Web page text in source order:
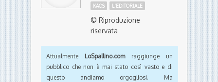
KAOS L'EDITORIALE
© Riproduzione
riservata
Attualmente LoSpallino.comraggiunge un
pubblico che non è mai stato così vasto e di
questo andiamo orgogliosi. Ma